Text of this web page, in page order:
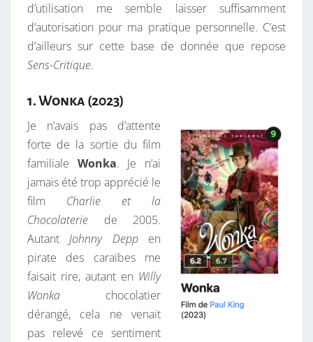
d’utilisation me semble laisser suffisamment
d’autorisation pour ma pratique personnelle. C’est
d’ailleurs sur cette base de donnée que repose
Sens-Critique.
1. Wonka (2023)
Je n’avais pas d’attente
forte de la sortie du film
familiale Wonka. Je n’ai
jamais été trop apprécié le
film Charlie et la
Chocolaterie de 2005.
Autant Johnny Deppen
pirate des caraïbes me
faisait rire, autant en Willy
Wonka chocolatier
dérangé, cela ne venait
pas relevé ce sentiment